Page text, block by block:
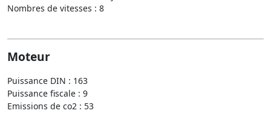
Nombres de vitesses : 8
Moteur
Puissance DIN : 163
Puissance fiscale : 9
Emissions de co2 : 53